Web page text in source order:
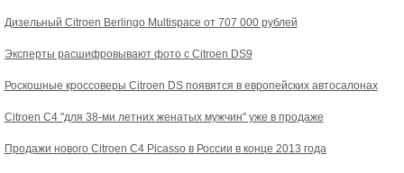
Дизельный Citroen Berlingo Multispace от 707 000 рублей
Эксперты расшифровывают фото с Citroen DS9
Роскошные кроссоверы Citroen DS появятся в европейских автосалонах
Citroen C4 "для 38-ми летних женатых мужчин" уже в продаже
Продажи нового Citroen C4 Picasso в России в конце 2013 года